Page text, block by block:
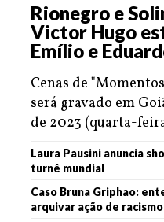
Rionegro e
Victor Hugo
Emílio e
Cenas de
será gravado em
de 2023 (quarta-
Laura Pausini anuncia
turnê mundial
Caso Bruna Griphao:
arquivar ação de racismo